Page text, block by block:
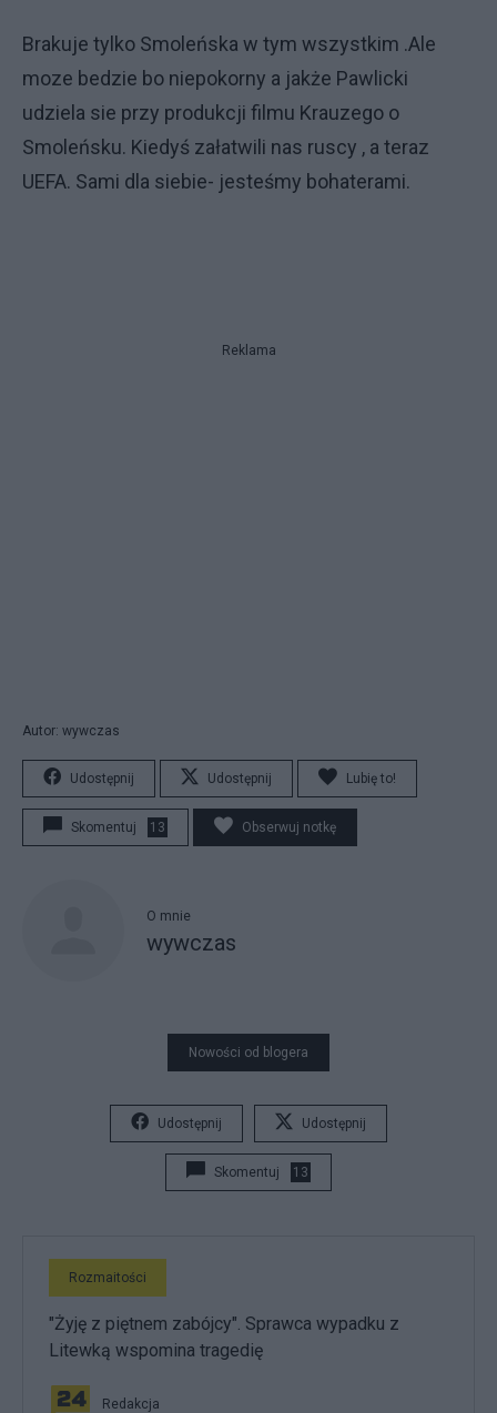
Brakuje tylko Smoleńska w tym wszystkim .Ale
moze bedzie bo niepokorny a jakże Pawlicki
udziela sie przy produkcji filmu Krauzego o
Smoleńsku. Kiedyś załatwili nas ruscy , a teraz
UEFA. Sami dla siebie- jesteśmy bohaterami.
Reklama
Autor: wywczas
Udostępnij Udostępnij Lubię to!
Skomentuj 13 Obserwuj notkę
O mnie
wywczas
Nowości od blogera
Udostępnij Udostępnij
Skomentuj 13
Rozmaitości
"Żyję z piętnem zabójcy". Sprawca wypadku z
Litewką wspomina tragedię
Redakcja